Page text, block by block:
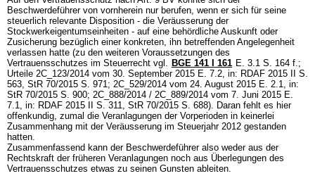
Beschwerdeführer von vornherein nur berufen, wenn er sich für seine
steuerlich relevante Disposition - die Veräusserung der
Stockwerkeigentumseinheiten - auf eine behördliche Auskunft oder
Zusicherung bezüglich einer konkreten, ihn betreffenden Angelegenheit
verlassen hatte (zu den weiteren Voraussetzungen des
Vertrauensschutzes im Steuerrecht vgl. BGE 141 I 161 E. 3.1 S. 164 f.;
Urteile 2C_123/2014 vom 30. September 2015 E. 7.2, in: RDAF 2015 II S.
563, StR 70/2015 S. 971; 2C_529/2014 vom 24. August 2015 E. 2.1, in:
StR 70/2015 S. 900; 2C_888/2014 / 2C_889/2014 vom 7. Juni 2015 E.
7.1, in: RDAF 2015 II S. 311, StR 70/2015 S. 688). Daran fehlt es hier
offenkundig, zumal die Veranlagungen der Vorperioden in keinerlei
Zusammenhang mit der Veräusserung im Steuerjahr 2012 gestanden
hatten.
Zusammenfassend kann der Beschwerdeführer also weder aus der
Rechtskraft der früheren Veranlagungen noch aus Überlegungen des
Vertrauensschutzes etwas zu seinen Gunsten ableiten.